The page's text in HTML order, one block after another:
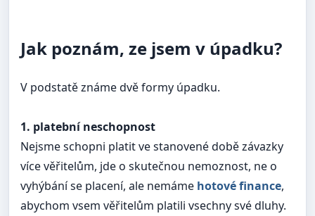
Jak poznám, ze jsem v úpadku?
V podstatě známe dvě formy úpadku.
1. platební neschopnost
Nejsme schopni platit ve stanovené době závazky
více věřitelům, jde o skutečnou nemoznost, ne o
vyhýbání se placení, ale nemáme hotové finance,
abychom vsem věřitelům platili vsechny své dluhy.